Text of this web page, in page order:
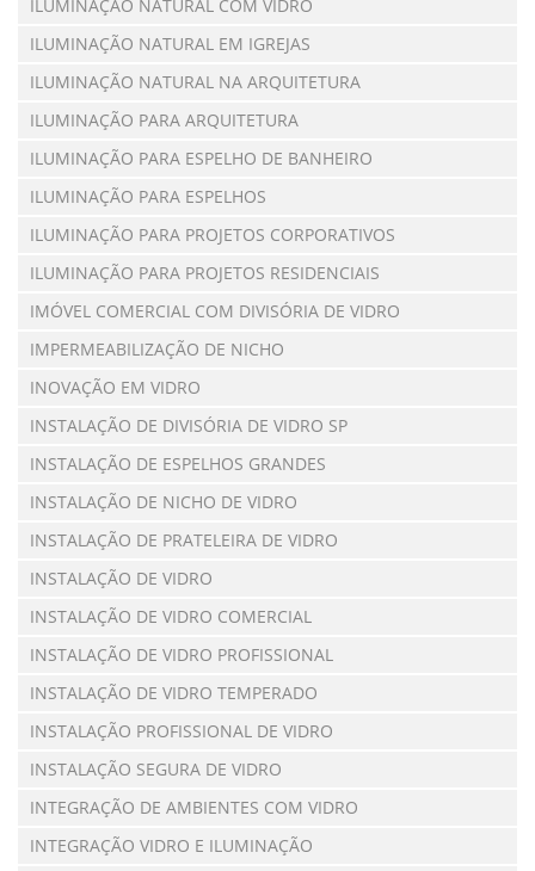
ILUMINAÇÃO NATURAL COM VIDRO
ILUMINAÇÃO NATURAL EM IGREJAS
ILUMINAÇÃO NATURAL NA ARQUITETURA
ILUMINAÇÃO PARA ARQUITETURA
ILUMINAÇÃO PARA ESPELHO DE BANHEIRO
ILUMINAÇÃO PARA ESPELHOS
ILUMINAÇÃO PARA PROJETOS CORPORATIVOS
ILUMINAÇÃO PARA PROJETOS RESIDENCIAIS
IMÓVEL COMERCIAL COM DIVISÓRIA DE VIDRO
IMPERMEABILIZAÇÃO DE NICHO
INOVAÇÃO EM VIDRO
INSTALAÇÃO DE DIVISÓRIA DE VIDRO SP
INSTALAÇÃO DE ESPELHOS GRANDES
INSTALAÇÃO DE NICHO DE VIDRO
INSTALAÇÃO DE PRATELEIRA DE VIDRO
INSTALAÇÃO DE VIDRO
INSTALAÇÃO DE VIDRO COMERCIAL
INSTALAÇÃO DE VIDRO PROFISSIONAL
INSTALAÇÃO DE VIDRO TEMPERADO
INSTALAÇÃO PROFISSIONAL DE VIDRO
INSTALAÇÃO SEGURA DE VIDRO
INTEGRAÇÃO DE AMBIENTES COM VIDRO
INTEGRAÇÃO VIDRO E ILUMINAÇÃO